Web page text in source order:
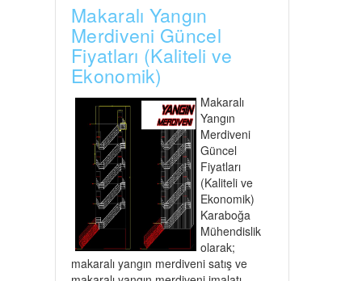
Makaralı Yangın
Merdiveni Güncel
Fiyatları (Kaliteli ve
Ekonomik)
Makaralı
Yangın
Merdiveni
Güncel
Fiyatları
(Kaliteli ve
Ekonomik)
Karaboğa
Mühendislik
olarak;
makaralı yangın merdiveni satış ve